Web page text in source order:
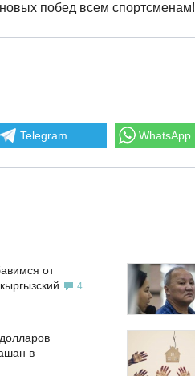
побед всем спортсменам!
Telegram WhatsApp
от
4
в